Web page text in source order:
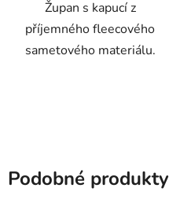
Župan s kapucí z
příjemného fleecového
sametového materiálu.
Podobné produkty